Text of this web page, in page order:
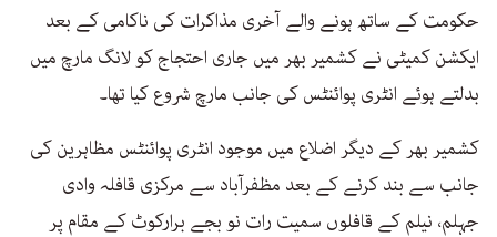
حکومت کے ساتھ ہونے والے آخری مذاکرات کی ناکامی کے بعد
ایکشن کمیٹی نے کشمیر بھر میں جاری احتجاج کو لانگ مارچ میں
بدلتے ہوئے انٹری پوائنٹس کی جانب مارچ شروع کیا تھا۔
کشمیر بھر کے دیگر اضلاع میں موجود انٹری پوائنٹس مظاہرین کی
جانب سے بند کرنے کے بعد مظفرآباد سے مرکزی قافلہ وادی
جہلم، نیلم کے قافلوں سمیت رات نو بجے برارکوٹ کے مقام پر